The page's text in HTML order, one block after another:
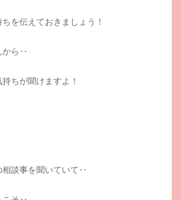
を伝えておきましょう！
から‥
ちが聞けますよ！
相談事を聞いていて‥